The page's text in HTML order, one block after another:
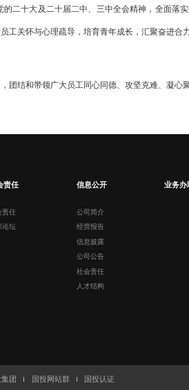
的二十大及二十届二中、三中全会精神，全面落
工关怀与心理疏导，培育青年成长，汇聚奋进合力
结和带领广大员工同心同德、攻坚克难、凝心
责任
责任
论坛
信息公开
公司简介
经营报告
信息披露
公司公告
社会责任
人才结构
业务办
集团 国投网站群 国投认证